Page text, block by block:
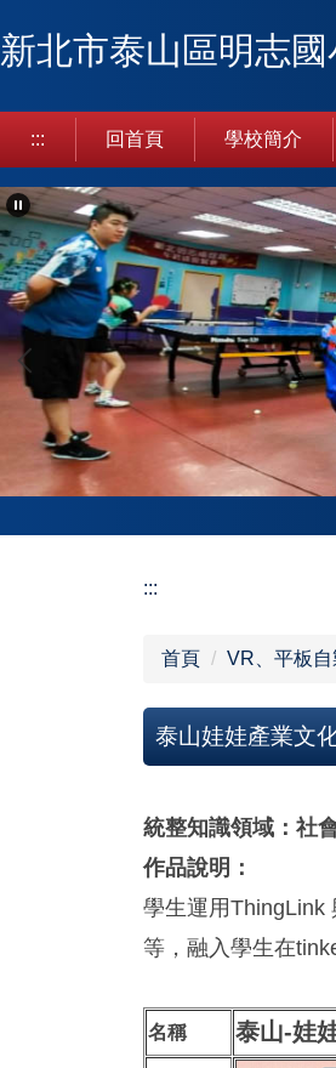
到
容
區
新北市泰山區明志國
::: 回首頁 學校簡介
:::
首頁 VR、平板
泰山娃娃產業文
統整知識領域：社
作品說明：
學生運用ThingLink
等，融入學生在
名稱 泰山-娃